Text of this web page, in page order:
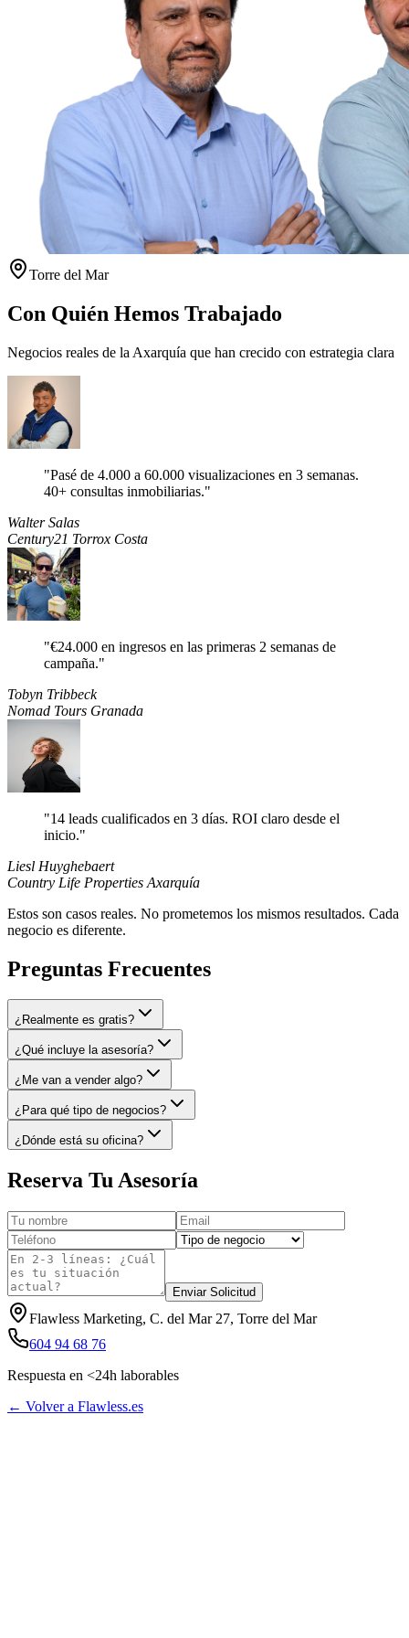
Torre del Mar
Con Quién Hemos Trabajado
Negocios reales de la Axarquía que han crecido con estrategia clara
"Pasé de 4.000 a 60.000 visualizaciones en 3 semanas.
40+ consultas inmobiliarias."
Walter Salas
Century21 Torrox Costa
"€24.000 en ingresos en las primeras 2 semanas de
campaña."
Tobyn Tribbeck
Nomad Tours Granada
"14 leads cualificados en 3 días. ROI claro desde el
inicio."
Liesl Huyghebaert
Country Life Properties Axarquía
Estos son casos reales. No prometemos los mismos resultados. Cada
negocio es diferente.
Preguntas Frecuentes
¿Realmente es gratis?
¿Qué incluye la asesoría?
¿Me van a vender algo?
¿Para qué tipo de negocios?
¿Dónde está su oficina?
Reserva Tu Asesoría
Enviar Solicitud
Flawless Marketing, C. del Mar 27, Torre del Mar
604 94 68 76
Respuesta en <24h laborables
← Volver a Flawless.es